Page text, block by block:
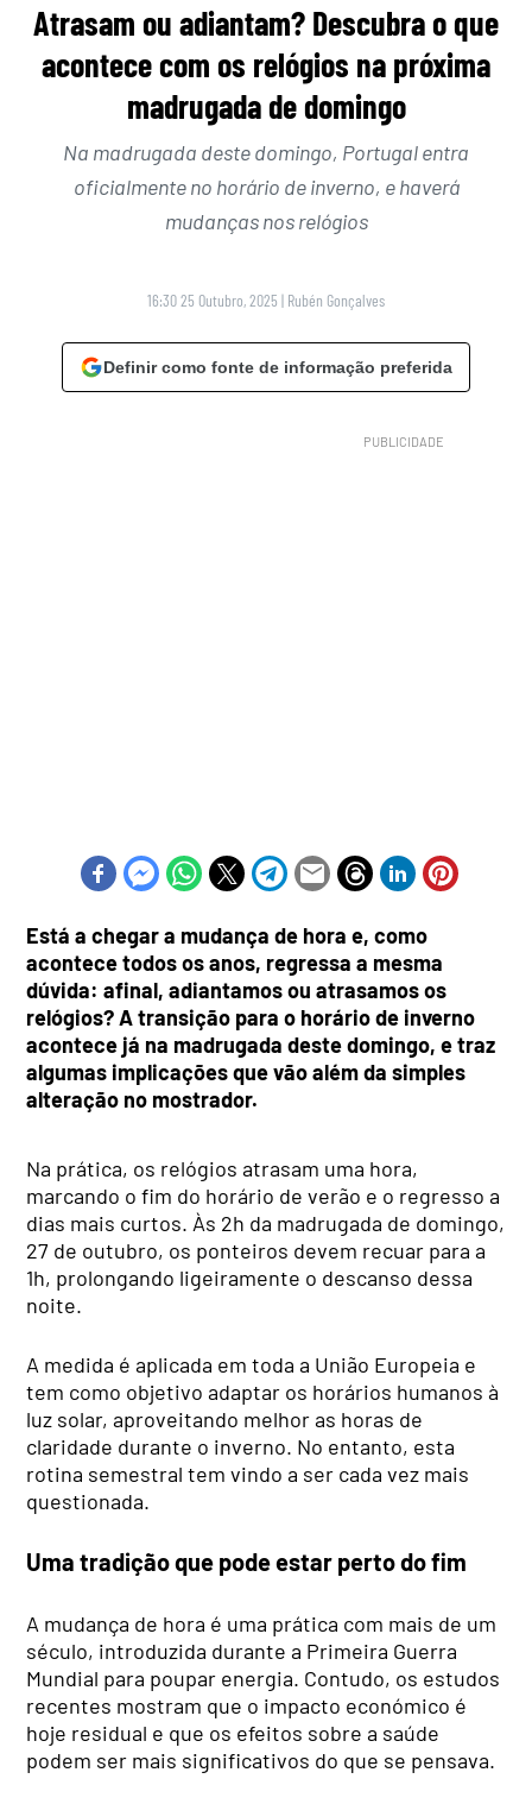
Atrasam ou adiantam? Descubra o que
acontece com os relógios na próxima
madrugada de domingo
Na madrugada deste domingo, Portugal entra
oficialmente no horário de inverno, e haverá
mudanças nos relógios
16:30 25 Outubro, 2025 | Rubén Gonçalves
Definir como fonte de informação preferida
Está a chegar a mudança de hora e, como
acontece todos os anos, regressa a mesma
dúvida: afinal, adiantamos ou atrasamos os
relógios? A transição para o horário de inverno
acontece já na madrugada deste domingo, e traz
algumas implicações que vão além da simples
alteração no mostrador.
Na prática, os relógios atrasam uma hora,
marcando o fim do horário de verão e o regresso a
dias mais curtos. Às 2h da madrugada de domingo,
27 de outubro, os ponteiros devem recuar para a
1h, prolongando ligeiramente o descanso dessa
noite.
A medida é aplicada em toda a União Europeia e
tem como objetivo adaptar os horários humanos à
luz solar, aproveitando melhor as horas de
claridade durante o inverno. No entanto, esta
rotina semestral tem vindo a ser cada vez mais
questionada.
Uma tradição que pode estar perto do fim
A mudança de hora é uma prática com mais de um
século, introduzida durante a Primeira Guerra
Mundial para poupar energia. Contudo, os estudos
recentes mostram que o impacto económico é
hoje residual e que os efeitos sobre a saúde
podem ser mais significativos do que se pensava.